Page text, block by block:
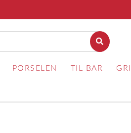
PORSELEN TIL BAR